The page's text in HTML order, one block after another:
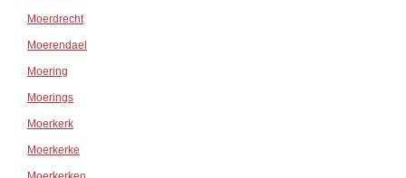
Moerdrecht
Moerendael
Moering
Moerings
Moerkerk
Moerkerke